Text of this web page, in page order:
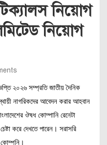
নিয়োগ
নিয়োগ
২০২৬ সম্প্রতি জাতীয় দৈনিক
নাগরিকদের আবেদন করার আহবান
ঔষধ কোম্পানি রেনেটা
করে দেখতে পারেন। সরাসরি
কোম্পনি।